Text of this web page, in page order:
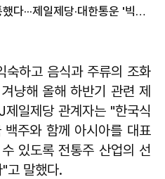
이재현 '비상경영' 승부수 통했다···제일제당·대한통운 '빅2' 연간 최대 실적
하고 음식과 주류의 조화
냥해 올해 하반기 관련 제
일제당 관계자는 "한국식
주와 함께 아시아를 대표
있도록 전통주 산업의 선
고 말했다.